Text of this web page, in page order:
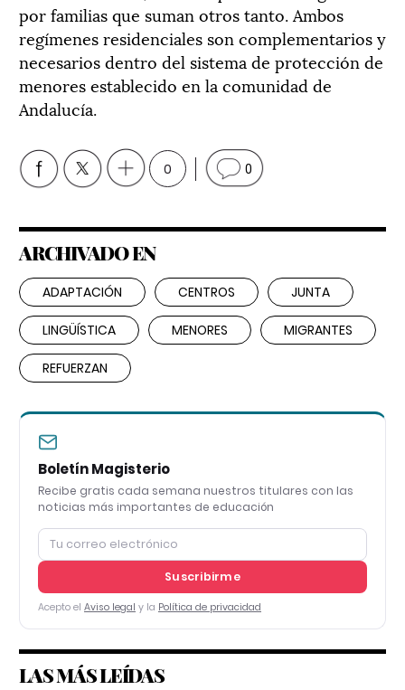
por familias que suman otros tanto. Ambos
regímenes residenciales son complementarios y
necesarios dentro del sistema de protección de
menores establecido en la comunidad de
Andalucía.
0 0
ARCHIVADO EN
ADAPTACIÓN CENTROS JUNTA
LINGÜÍSTICA MENORES MIGRANTES
REFUERZAN
Boletín Magisterio
Recibe gratis cada semana nuestros titulares con las
noticias más importantes de educación
Suscribirme
Acepto el Aviso legal y la Política de privacidad
LAS MÁS LEÍDAS